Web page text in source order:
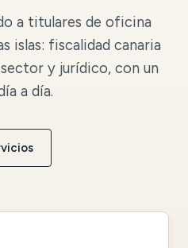
a titulares de oficina
islas: fiscalidad canaria
sector y jurídico, con un
a día.